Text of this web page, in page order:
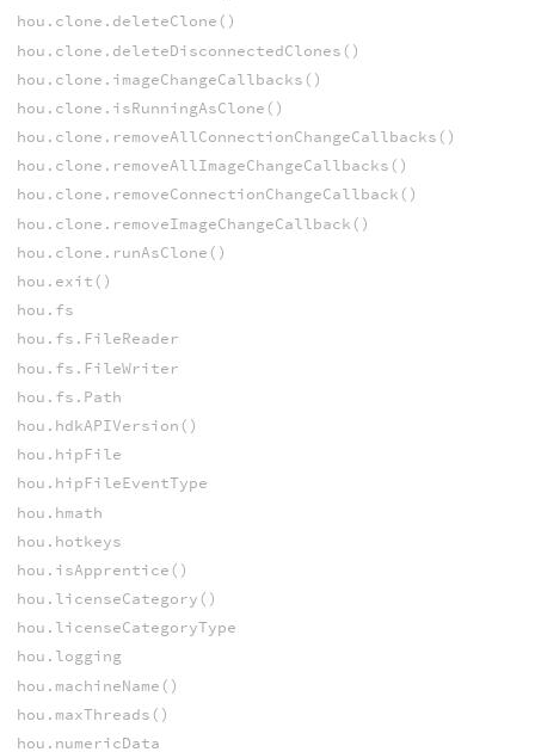
hou.clone.deleteClone()
hou.clone.deleteDisconnectedClones()
hou.clone.imageChangeCallbacks()
hou.clone.isRunningAsClone()
hou.clone.removeAllConnectionChangeCallbacks()
hou.clone.removeAllImageChangeCallbacks()
hou.clone.removeConnectionChangeCallback()
hou.clone.removeImageChangeCallback()
hou.clone.runAsClone()
hou.exit()
hou.fs
hou.fs.FileReader
hou.fs.FileWriter
hou.fs.Path
hou.hdkAPIVersion()
hou.hipFile
hou.hipFileEventType
hou.hmath
hou.hotkeys
hou.isApprentice()
hou.licenseCategory()
hou.licenseCategoryType
hou.logging
hou.machineName()
hou.maxThreads()
hou.numericData